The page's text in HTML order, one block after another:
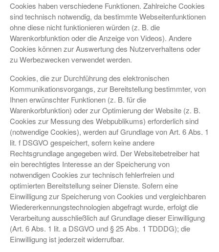
Cookies haben verschiedene Funktionen. Zahlreiche Cookies
sind technisch notwendig, da bestimmte Webseitenfunktionen
ohne diese nicht funktionieren würden (z. B. die
Warenkorbfunktion oder die Anzeige von Videos). Andere
Cookies können zur Auswertung des Nutzerverhaltens oder
zu Werbezwecken verwendet werden.
Cookies, die zur Durchführung des elektronischen
Kommunikationsvorgangs, zur Bereitstellung bestimmter, von
Ihnen erwünschter Funktionen (z. B. für die
Warenkorbfunktion) oder zur Optimierung der Website (z. B.
Cookies zur Messung des Webpublikums) erforderlich sind
(notwendige Cookies), werden auf Grundlage von Art. 6 Abs. 1
lit. f DSGVO gespeichert, sofern keine andere
Rechtsgrundlage angegeben wird. Der Websitebetreiber hat
ein berechtigtes Interesse an der Speicherung von
notwendigen Cookies zur technisch fehlerfreien und
optimierten Bereitstellung seiner Dienste. Sofern eine
Einwilligung zur Speicherung von Cookies und vergleichbaren
Wiedererkennungstechnologien abgefragt wurde, erfolgt die
Verarbeitung ausschließlich auf Grundlage dieser Einwilligung
(Art. 6 Abs. 1 lit. a DSGVO und § 25 Abs. 1 TDDDG); die
Einwilligung ist jederzeit widerrufbar.